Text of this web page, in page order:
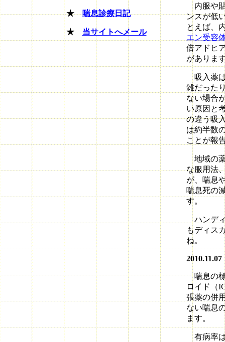
★喘息診療日記
★ 当サイトへメール
内服や
ンスが低
とえば、
エン受容
倍アドヒ
がありま
吸入薬
雑だった
ない場合
い原因と
の違う吸
は約半数
ことが報
地域の
な服用法
が、喘息
喘息死の
す。
ハンデ
もディス
ね。
2010.11.07
喘息の標
ロイド（
張薬の併
ない喘息
ます。
有病率